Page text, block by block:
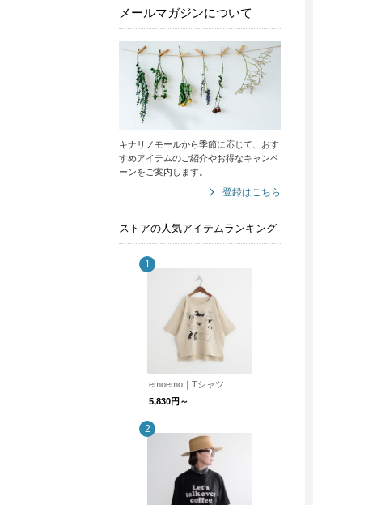
メールマガジンについて
キナリノモールから季節に応じて、おす
すめアイテムのご紹介やお得なキャンペ
ーンをご案内します。
登録はこちら
ストアの人気アイテムランキング
emoemo｜Tシャツ
5,830円～